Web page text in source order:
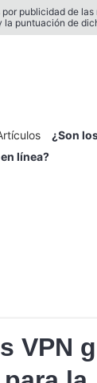
publicidad de
puntuación de
¿Son
línea?
VPN